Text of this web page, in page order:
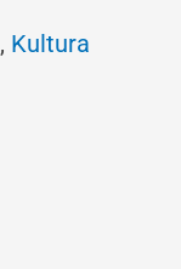
, Kultura